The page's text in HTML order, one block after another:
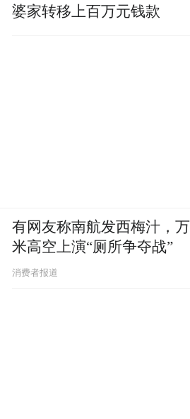
婆家转移上百万元钱款
有网友称南航发西梅汁，万
米高空上演“厕所争夺战”
消费者报道